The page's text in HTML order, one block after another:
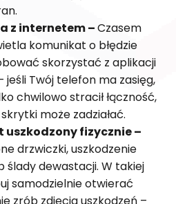
z internetem –Czasem
komunikat o błędzie
skorzystać z aplikacji
jeśli Twój telefon ma zasięg,
chwilowo stracił łączność,
może zadziałać.
uszkodzony fizycznie –
drzwiczki, uszkodzenie
ślady dewastacji. W takiej
samodzielnie otwierać
zrób zdjęcia uszkodzeń –